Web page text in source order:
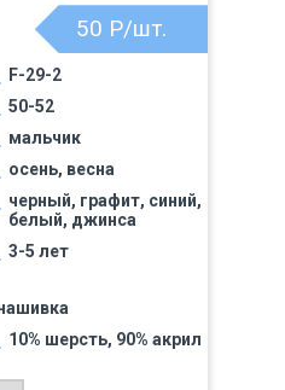
F-29-2
50-52
мальчик
осень, весна
черный, графит, синий,
белый, джинса
3-5 лет
10% шерсть, 90% акрил
50 Р/шт.